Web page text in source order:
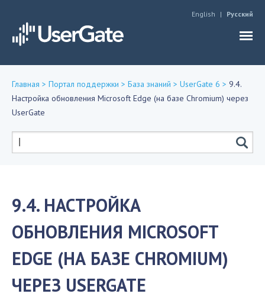
English Русский
Вы
здесь
Главная > Портал поддержки > База знаний > UserGate 6 > 9.4.
Настройка обновления Microsoft Edge (на базе Chromium) через
UserGate
9.4. НАСТРОЙКА
ОБНОВЛЕНИЯ MICROSOFT
EDGE (НА БАЗЕ CHROMIUM)
ЧЕРЕЗ USERGATE